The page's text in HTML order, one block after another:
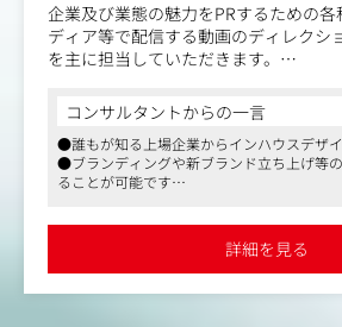
企業及び業態の魅力をPRするための各
ディア等で配信する動画のディレクシ
を主に担当していただきます。
感じる仕事です。
特に現在はYouTubeやTikTokなどのコ
入れていく段階となります。
〈具体的には〉
・ストーリーボードの作成
・撮影チームの手配やタレントの設定
コンサルタントからの一言
●誰もが知る上場企業からインハウスデザ
●ブランディングや新ブランド立ち上げ等
ることが可能です
詳細を見る